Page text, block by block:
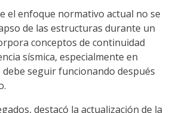
el enfoque normativo actual no se
de las estructuras durante un
conceptos de continuidad
sísmica, especialmente en
seguir funcionando después
destacó la actualización de la